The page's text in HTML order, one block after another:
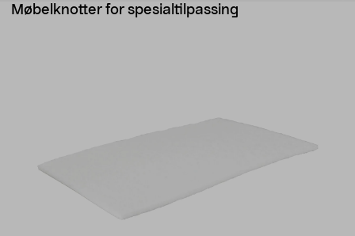
Møbelknotter for spesialtilpassing